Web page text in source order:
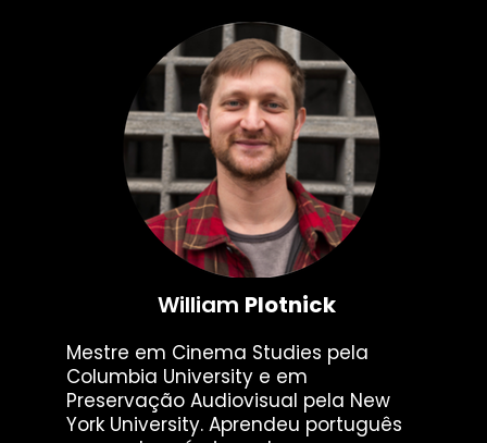
William Plotnick
Mestre em Cinema Studies pela
Columbia University e em
Preservação Audiovisual pela New
York University. Aprendeu português